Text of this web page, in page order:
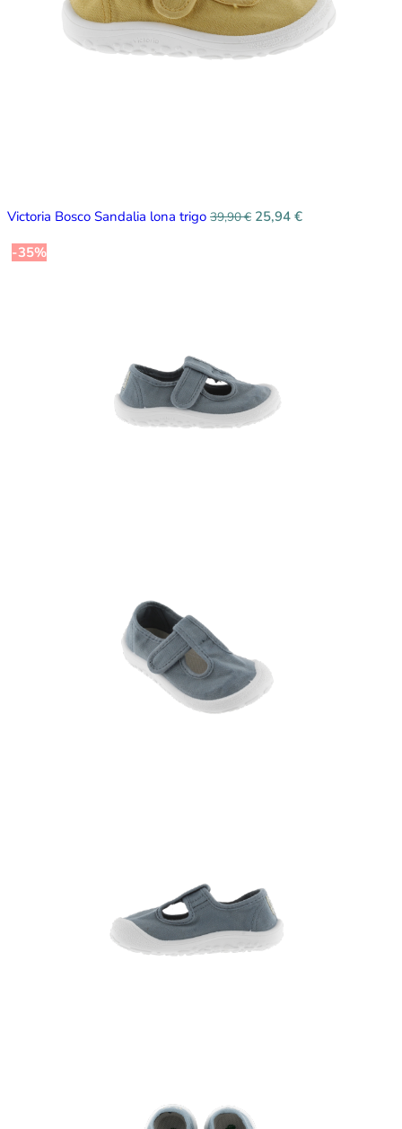
Victoria Bosco Sandalia lona trigo 39,90€ 25,94 €
-35%